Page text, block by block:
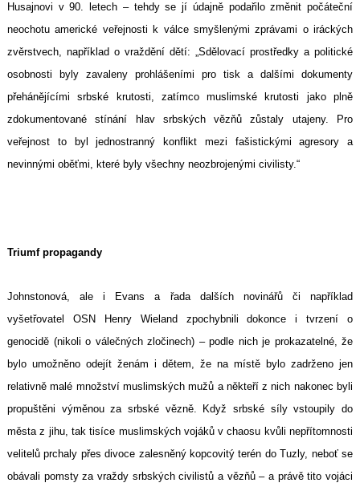
Husajnovi v 90. letech – tehdy se jí údajně podařilo změnit počáteční
neochotu americké veřejnosti k válce smyšlenými zprávami o iráckých
zvěrstvech, například o vraždění dětí: „Sdělovací prostředky a politické
osobnosti byly zavaleny prohlášeními pro tisk a dalšími dokumenty
přehánějícími srbské krutosti, zatímco muslimské krutosti jako plně
zdokumentované stínání hlav srbských vězňů zůstaly utajeny. Pro
veřejnost to byl jednostranný konflikt mezi fašistickými agresory a
nevinnými oběťmi, které byly všechny neozbrojenými civilisty.“
Triumf propagandy
Johnstonová, ale i Evans a řada dalších novinářů či například
vyšetřovatel OSN Henry Wieland zpochybnili dokonce i tvrzení o
genocidě (nikoli o válečných zločinech) – podle nich je prokazatelné, že
bylo umožněno odejít ženám i dětem, že na místě bylo zadrženo jen
relativně malé množství muslimských mužů a někteří z nich nakonec byli
propuštěni výměnou za srbské vězně. Když srbské síly vstoupily do
města z jihu, tak tisíce muslimských vojáků v chaosu kvůli nepřítomnosti
velitelů prchaly přes divoce zalesněný kopcovitý terén do Tuzly, neboť se
obávali pomsty za vraždy srbských civilistů a vězňů – a právě tito vojáci